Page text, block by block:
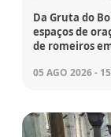
Da Gruta do
espaços de
de romeiros
05 AGO 2026 -